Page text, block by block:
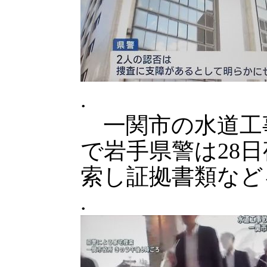
.
一関市の水道工
で岩手県警は28
索し証拠書類な
.